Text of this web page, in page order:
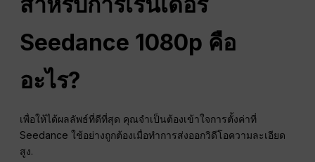
Seedance 1080p คือ
อะไร?
เพื่อให้ได้ผลลัพธ์ที่ดีที่สุด คุณจำเป็นต้องเข้าใจการตั้งค่าที่
Seedance ใช้อย่างถูกต้องเมื่อทำการส่งออกวิดีโอความละเอียด
สูง.